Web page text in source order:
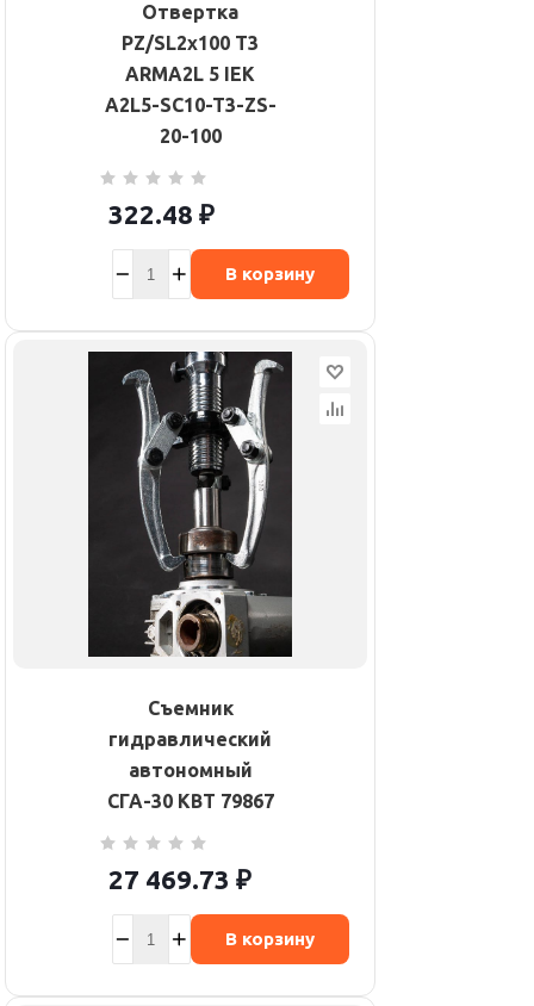
Отвертка
PZ/SL2х100 Т3
ARMA2L 5 IEK
A2L5-SC10-T3-ZS-
20-100
322.48 ₽
В корзину
Съемник
гидравлический
автономный
СГА-30 КВТ 79867
27 469.73 ₽
В корзину